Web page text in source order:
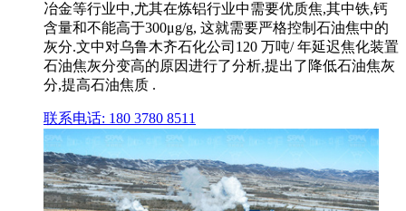
冶金等行业中,尤其在炼铝行业中需要优质焦,其中铁,钙
含量和不能高于300μg/g, 这就需要严格控制石油焦中的
灰分.文中对乌鲁木齐石化公司120 万吨/ 年延迟焦化装置
石油焦灰分变高的原因进行了分析,提出了降低石油焦灰
分,提高石油焦质 .
联系电话: 180 3780 8511